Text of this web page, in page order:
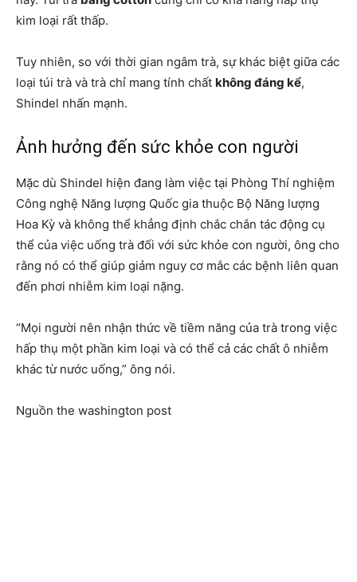
kim loại rất thấp.
Tuy nhiên, so với thời gian ngâm trà, sự khác biệt giữa các
loại túi trà và trà chỉ mang tính chất không đáng kể,
Shindel nhấn mạnh.
Ảnh hưởng đến sức khỏe con người
Mặc dù Shindel hiện đang làm việc tại Phòng Thí nghiệm
Công nghệ Năng lượng Quốc gia thuộc Bộ Năng lượng
Hoa Kỳ và không thể khẳng định chắc chắn tác động cụ
thể của việc uống trà đối với sức khỏe con người, ông cho
rằng nó có thể giúp giảm nguy cơ mắc các bệnh liên quan
đến phơi nhiễm kim loại nặng.
“Mọi người nên nhận thức về tiềm năng của trà trong việc
hấp thụ một phần kim loại và có thể cả các chất ô nhiễm
khác từ nước uống,” ông nói.
Nguồn the washington post